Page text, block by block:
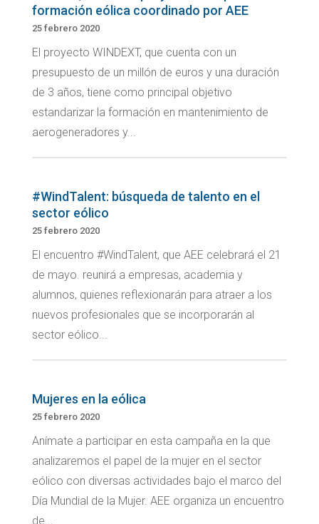
formación eólica coordinado por AEE
25 febrero 2020
El proyecto WINDEXT, que cuenta con un
presupuesto de un millón de euros y una duración
de 3 años, tiene como principal objetivo
estandarizar la formación en mantenimiento de
aerogeneradores y...
#WindTalent: búsqueda de talento en el
sector eólico
25 febrero 2020
El encuentro #WindTalent, que AEE celebrará el 21
de mayo. reunirá a empresas, academia y
alumnos, quienes reflexionarán para atraer a los
nuevos profesionales que se incorporarán al
sector eólico...
Mujeres en la eólica
25 febrero 2020
Anímate a participar en esta campaña en la que
analizaremos el papel de la mujer en el sector
eólico con diversas actividades bajo el marco del
Día Mundial de la Mujer. AEE organiza un encuentro
de...